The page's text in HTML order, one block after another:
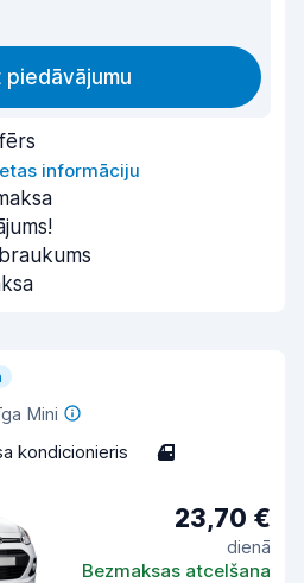
piedāvājumu
informāciju
Mini
kondicionieris 4
23,70 €
dienā
Bezmaksas atcelšana